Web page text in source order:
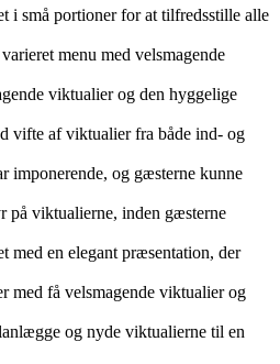
i små portioner for at tilfredsstille alle
menu med velsmagende
viktualier og den hyggelige
vifte af viktualier fra både ind- og
imponerende, og gæsterne kunne
på viktualierne, inden gæsterne
med en elegant præsentation, der
med få velsmagende viktualier og
og nyde viktualierne til en